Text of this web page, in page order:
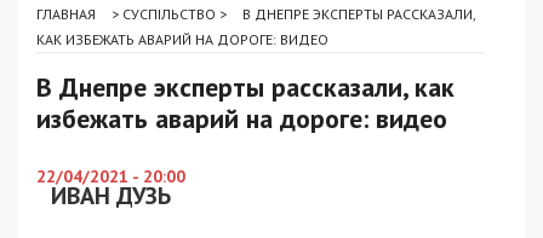
ГЛАВНАЯ > СУСПІЛЬСТВО >
В ДНЕПРЕ ЭКСПЕРТЫ РАССКАЗАЛИ,
КАК ИЗБЕЖАТЬ АВАРИЙ НА ДОРОГЕ: ВИДЕО
В Днепре эксперты рассказали, как
избежать аварий на дороге: видео
22/04/2021 - 20:00
ИВАН ДУЗЬ